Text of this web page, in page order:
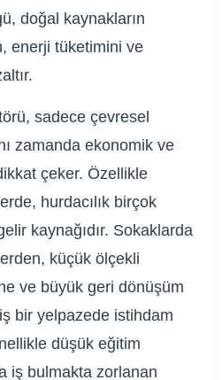
doğal kaynakların
enerji tüketimini ve
sadece çevresel
zamanda ekonomik ve
çeker. Özellikle
hurdacılık birçok
kaynağıdır. Sokaklarda
küçük ölçekli
ve büyük geri dönüşüm
bir yelpazede istihdam
düşük eğitim
iş bulmakta zorlanan